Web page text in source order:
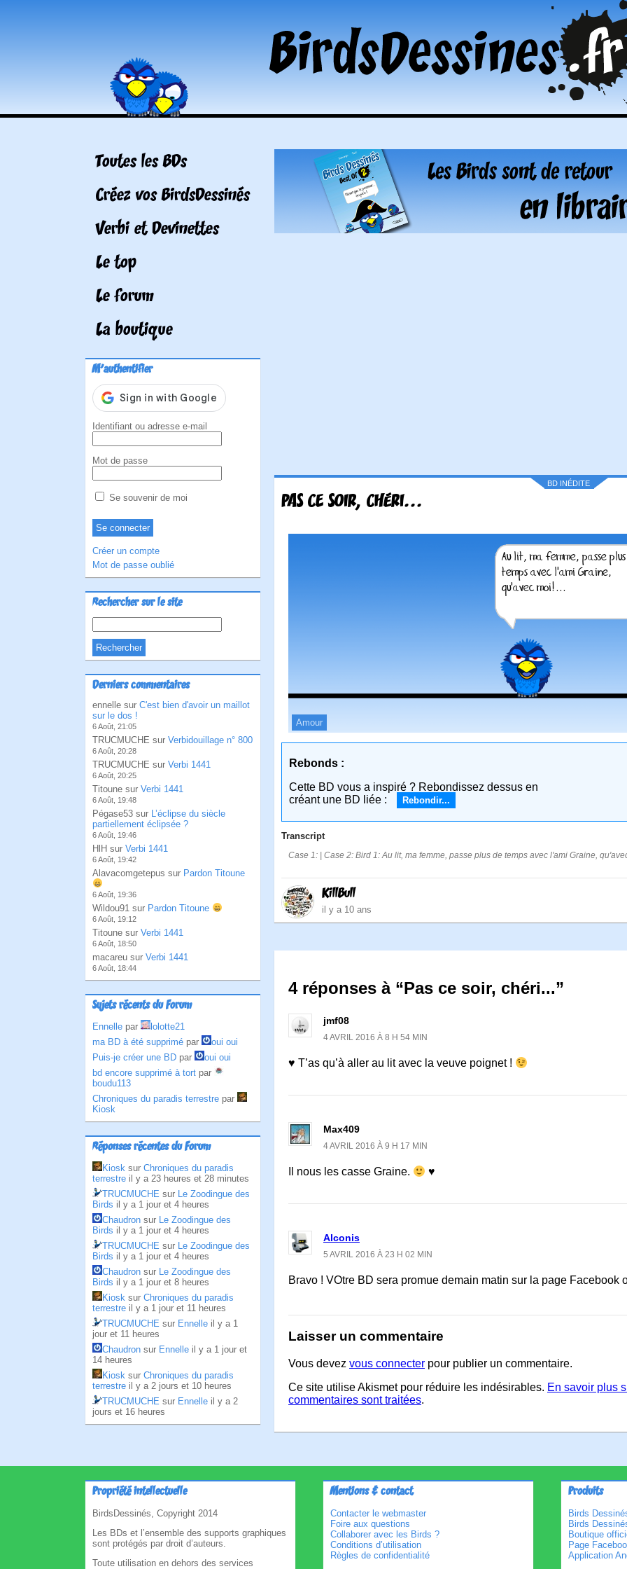
Toutes les BDs
Créez vos BirdsDessinés
Verbi et Devinettes
Le top
Le forum
La boutique
M'authentifier
Identifiant ou adresse e-mail
Mot de passe
Se souvenir de moi
Créer un compte
Mot de passe oublié
Rechercher sur le site
Derniers commentaires
ennelle sur C'est bien d'avoir un maillot
sur le dos !
6 Août, 21:05
TRUCMUCHE sur Verbidouillage n° 800
6 Août, 20:28
TRUCMUCHE sur Verbi 1441
6 Août, 20:25
Titoune sur Verbi 1441
6 Août, 19:48
Pégase53 sur L’éclipse du siècle
partiellement éclipsée ?
6 Août, 19:46
HlH sur Verbi 1441
6 Août, 19:42
Alavacomgetepus sur Pardon Titoune
6 Août, 19:36
Wildou91 sur Pardon Titoune
6 Août, 19:12
Titoune sur Verbi 1441
6 Août, 18:50
macareu sur Verbi 1441
6 Août, 18:44
Sujets récents du Forum
Ennelle par
lolotte21
ma BD à été supprimé par
oui oui
Puis-je créer une BD par
oui oui
bd encore supprimé à tort par
boudu113
Chroniques du paradis terrestre par
Kiosk
Réponses récentes du Forum
Kiosk sur Chroniques du paradis
terrestre il y a 23 heures et 28 minutes
TRUCMUCHE sur Le Zoodingue des
Birds il y a 1 jour et 4 heures
Chaudron sur Le Zoodingue des
Birds il y a 1 jour et 4 heures
TRUCMUCHE sur Le Zoodingue des
Birds il y a 1 jour et 4 heures
Chaudron sur Le Zoodingue des
Birds il y a 1 jour et 8 heures
Kiosk sur Chroniques du paradis
terrestre il y a 1 jour et 11 heures
TRUCMUCHE sur Ennelle il y a 1
jour et 11 heures
Chaudron sur Ennelle il y a 1 jour et
14 heures
Kiosk sur Chroniques du paradis
terrestre il y a 2 jours et 10 heures
TRUCMUCHE sur Ennelle il y a 2
jours et 16 heures
BD INÉDITE
PAS CE SOIR, CHÉRI...
Amour
Rebonds :
Cette BD vous a inspiré ? Rebondissez dessus en
créant une BD liée :
Rebondir...
Transcript
Case 1: | Case 2: Bird 1: Au lit, ma femme, passe plus de temps avec l'ami Graine,
KillBull
il y a 10 ans
4 réponses à “Pas ce soir, chéri...”
jmf08
4 AVRIL 2016 À 8 H 54 MIN
♥ T’as qu’à aller au lit avec la veuve poignet !
Max409
4 AVRIL 2016 À 9 H 17 MIN
Il nous les casse Graine. ♥
Alconis
5 AVRIL 2016 À 23 H 02 MIN
Bravo ! VOtre BD sera promue demain matin sur la page Facebook
Laisser un commentaire
Vous devez vous connecter pour publier un commentaire.
Ce site utilise Akismet pour réduire les indésirables. En savoir plus
commentaires sont traitées.
Propriété intellectuelle
BirdsDessinés, Copyright 2014
Les BDs et l’ensemble des supports graphiques
sont protégés par droit d’auteurs.
Toute utilisation en dehors des services
Mentions & contact
Contacter le webmaster
Foire aux questions
Collaborer avec les Birds ?
Conditions d’utilisation
Règles de confidentialité
Produits
Birds
Birds
Boutique
Page
Application